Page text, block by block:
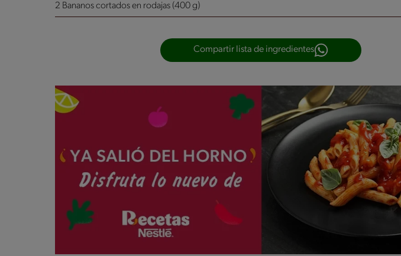
2 Bananos cortados en rodajas (400 g)
Compartir lista de ingredientes